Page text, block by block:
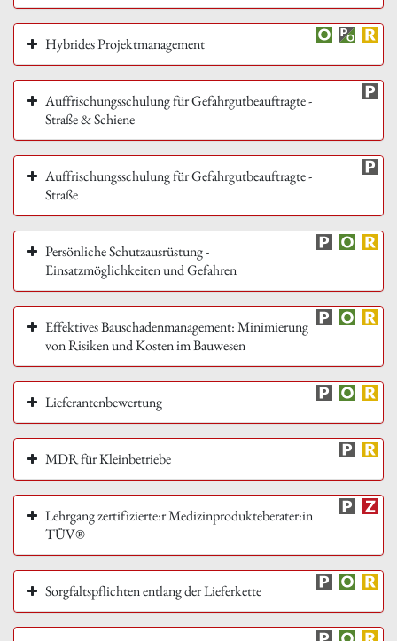
Hybrides Projektmanagement
Auffrischungsschulung für Gefahrgutbeauftragte -
Straße & Schiene
Auffrischungsschulung für Gefahrgutbeauftragte -
Straße
Persönliche Schutzausrüstung -
Einsatzmöglichkeiten und Gefahren
Effektives Bauschadenmanagement: Minimierung
von Risiken und Kosten im Bauwesen
Lieferantenbewertung
MDR für Kleinbetriebe
Lehrgang zertifizierte:r Medizinprodukteberater:in
TÜV®
Sorgfaltspflichten entlang der Lieferkette